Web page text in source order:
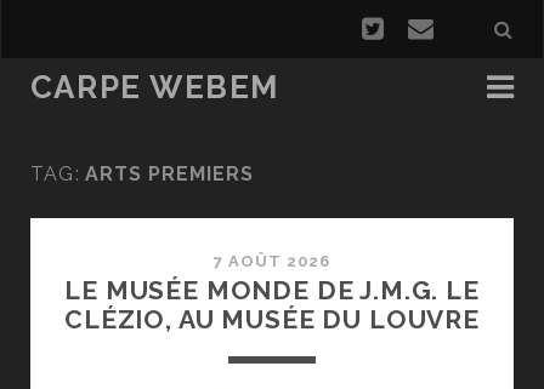
CARPE WEBEM
TAG: ARTS PREMIERS
7 AOÛT 2026
LE MUSÉE MONDE DE J.M.G. LE
CLÉZIO, AU MUSÉE DU LOUVRE